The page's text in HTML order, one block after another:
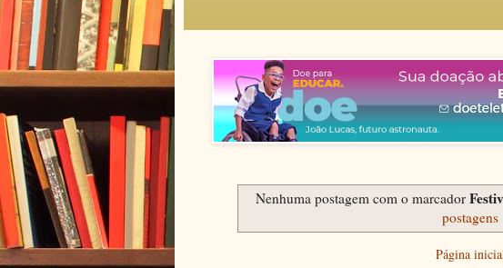
Nenhuma postagem com o marcador
postagens
Página